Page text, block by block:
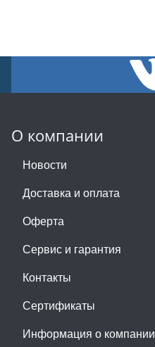
О компании
Новости
Доставка и оплата
Оферта
Сервис и гарантия
Контакты
Сертификаты
Информация о компании